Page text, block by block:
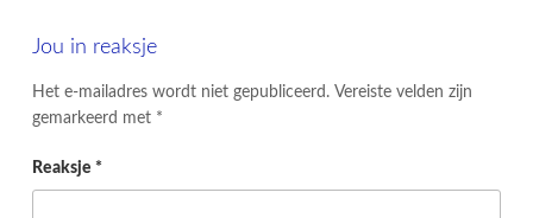
Jou in reaksje
Het e-mailadres wordt niet gepubliceerd. Vereiste velden zijn
gemarkeerd met *
Reaksje *